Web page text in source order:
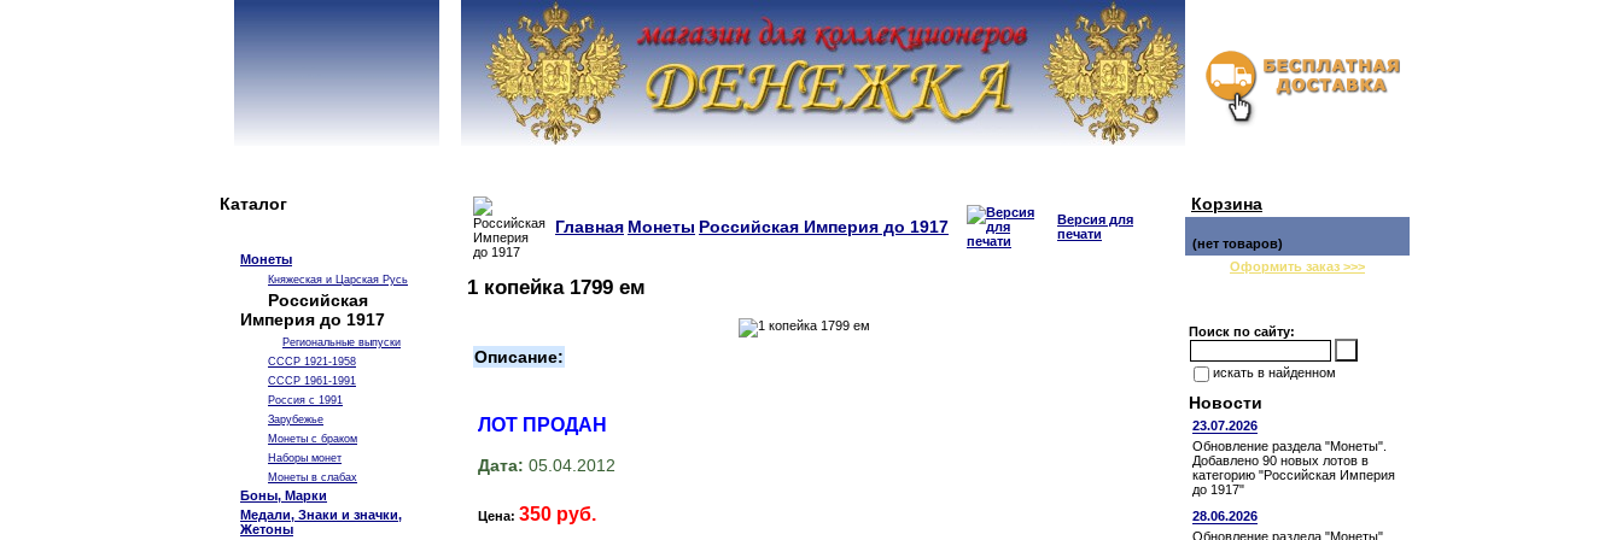
Каталог
Монеты
Княжеская и Царская Русь
Российская
Империя до 1917
Региональные выпуски
СССР 1921-1958
СССР 1961-1991
Россия с 1991
Зарубежье
Монеты с браком
Наборы монет
Монеты в слабах
Боны, Марки
Медали, Знаки и значки,
Жетоны
Главная Монеты Российская Империя до 1917
Версия для
печати
1 копейка 1799 ем
Описание:
ЛОТ ПРОДАН
Дата: 05.04.2012
Цена: 350 руб.
Корзина
(нет товаров)
Оформить заказ >>>
Поиск по сайту:
искать в найденном
Новости
23.07.2026
Обновление раздела "Монеты".
Добавлено 90 новых лотов в
категорию "Российская Империя
до 1917"
28.06.2026
Обновление раздела "Монеты".